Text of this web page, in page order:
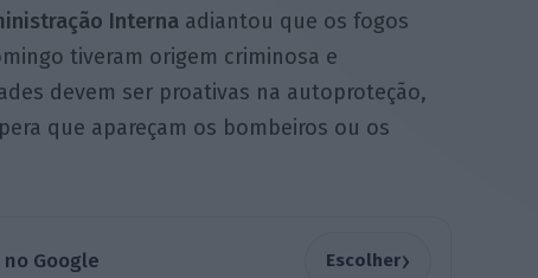
Internaadiantou que os fogos
tiveram origem criminosa e
devem ser proativas na autoproteção,
que apareçam os bombeiros ou os
Google Escolher›